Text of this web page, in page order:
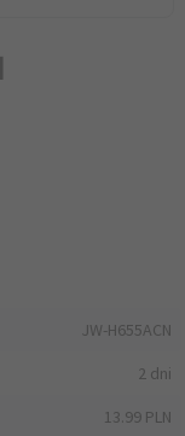
JW-H655ACN
2 dni
13.99 PLN